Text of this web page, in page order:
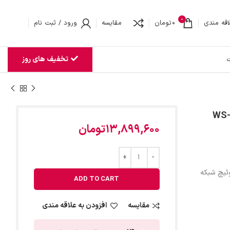
مندی 0
0تومان مقایسه ورود / ثبت نام
تخفیف های روز
شبکه
13,899,600تومان
ADD TO CART
مقایسه افزودن به علاقه مندی